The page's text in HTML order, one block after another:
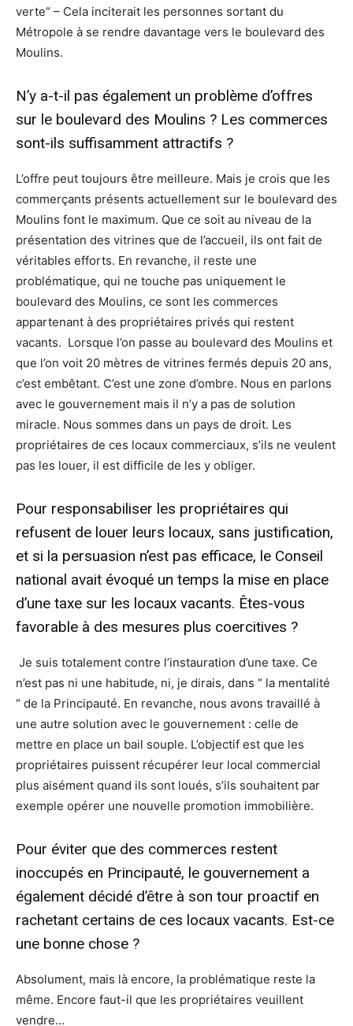
verte“ – Cela inciterait les personnes sortant du
Métropole à se rendre davantage vers le boulevard des
Moulins.
N’y a-t-il pas également un problème d’offres
sur le boulevard des Moulins ? Les commerces
sont-ils suffisamment attractifs ?
L’offre peut toujours être meilleure. Mais je crois que les
commerçants présents actuellement sur le boulevard des
Moulins font le maximum. Que ce soit au niveau de la
présentation des vitrines que de l’accueil, ils ont fait de
véritables efforts. En revanche, il reste une
problématique, qui ne touche pas uniquement le
boulevard des Moulins, ce sont les commerces
appartenant à des propriétaires privés qui restent
vacants. Lorsque l’on passe au boulevard des Moulins et
que l’on voit 20 mètres de vitrines fermés depuis 20 ans,
c’est embêtant. C’est une zone d’ombre. Nous en parlons
avec le gouvernement mais il n’y a pas de solution
miracle. Nous sommes dans un pays de droit. Les
propriétaires de ces locaux commerciaux, s’ils ne veulent
pas les louer, il est difficile de les y obliger.
Pour responsabiliser les propriétaires qui
refusent de louer leurs locaux, sans justification,
et si la persuasion n’est pas efficace, le Conseil
national avait évoqué un temps la mise en place
d’une taxe sur les locaux vacants. Êtes-vous
favorable à des mesures plus coercitives ?
Je suis totalement contre l’instauration d’une taxe. Ce
n’est pas ni une habitude, ni, je dirais, dans “ la mentalité
“ de la Principauté. En revanche, nous avons travaillé à
une autre solution avec le gouvernement : celle de
mettre en place un bail souple. L’objectif est que les
propriétaires puissent récupérer leur local commercial
plus aisément quand ils sont loués, s’ils souhaitent par
exemple opérer une nouvelle promotion immobilière.
Pour éviter que des commerces restent
inoccupés en Principauté, le gouvernement a
également décidé d’être à son tour proactif en
rachetant certains de ces locaux vacants. Est-ce
une bonne chose ?
Absolument, mais là encore, la problématique reste la
même. Encore faut-il que les propriétaires veuillent
vendre…